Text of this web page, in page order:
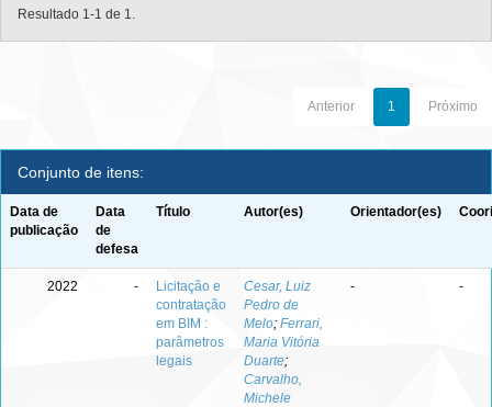
Resultado 1-1 de 1.
Anterior 1 Próximo
Conjunto de itens:
Data de
publicação
Data
de
defesa
Título Autor(es) Orientador(es)
2022 -
Licitação e
contratação
em BIM :
parâmetros
legais
Cesar, Luiz
Pedro de
Melo; Ferrari,
Maria Vitória
Duarte;
Carvalho,
Michele
- -